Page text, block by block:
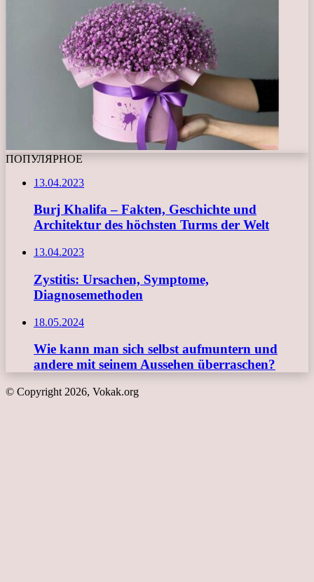
ПОПУЛЯРНОЕ
13.04.2023
Burj Khalifa – Fakten, Geschichte und
Architektur des höchsten Turms der Welt
13.04.2023
Zystitis: Ursachen, Symptome,
Diagnosemethoden
18.05.2024
Wie kann man sich selbst aufmuntern und
andere mit seinem Aussehen überraschen?
© Copyright 2026, Vokak.org